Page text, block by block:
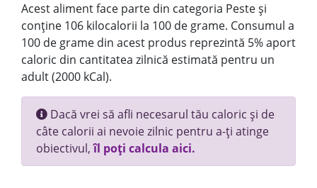
Acest aliment face parte din categoria Peste și
conține 106 kilocalorii la 100 de grame. Consumul a
100 de grame din acest produs reprezintă 5% aport
caloric din cantitatea zilnică estimată pentru un
adult (2000 kCal).
Dacă vrei să afli necesarul tău caloric și de
câte calorii ai nevoie zilnic pentru a-ți atinge
obiectivul,îl poți calcula aici.